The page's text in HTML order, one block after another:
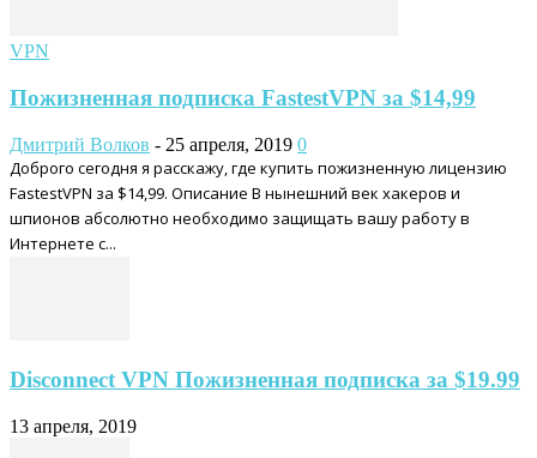
VPN
Пожизненная подписка FastestVPN за $14,99
Дмитрий Волков - 25 апреля, 2019 0
Доброго сегодня я расскажу, где купить пожизненную лицензию
FastestVPN за $14,99. Описание В нынешний век хакеров и
шпионов абсолютно необходимо защищать вашу работу в
Интернете с...
Disconnect VPN Пожизненная подписка за $19.99
13 апреля, 2019